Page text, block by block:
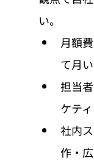
い。
月額
て月
担当
ケテ
社内
作・